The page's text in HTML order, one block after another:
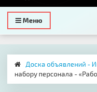
Toggle
navigation
Меню
Доска объявлений -
набору персонала -